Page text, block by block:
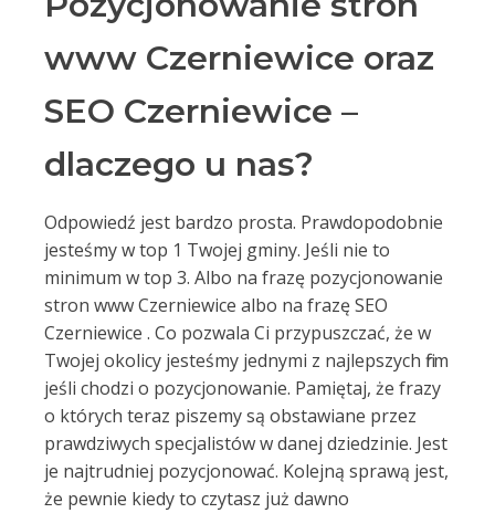
www Czerniewice oraz
SEO Czerniewice –
dlaczego u nas?
Odpowiedź jest bardzo prosta. Prawdopodobnie
jesteśmy w top 1 Twojej gminy. Jeśli nie to
minimum w top 3. Albo na frazę pozycjonowanie
stron www Czerniewice albo na frazę SEO
Czerniewice . Co pozwala Ci przypuszczać, że w
Twojej okolicy jesteśmy jednymi z najlepszych firm
jeśli chodzi o pozycjonowanie. Pamiętaj, że frazy
o których teraz piszemy są obstawiane przez
prawdziwych specjalistów w danej dziedzinie. Jest
je najtrudniej pozycjonować. Kolejną sprawą jest,
że pewnie kiedy to czytasz już dawno